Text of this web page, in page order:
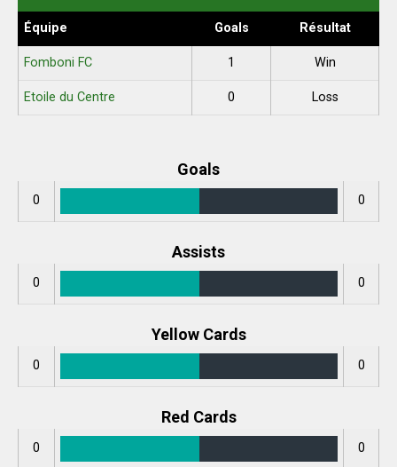
Équipe Goals Résultat
Fomboni FC 1 Win
Etoile du Centre 0 Loss
Goals
0 0
Assists
0 0
Yellow Cards
0 0
Red Cards
0 0